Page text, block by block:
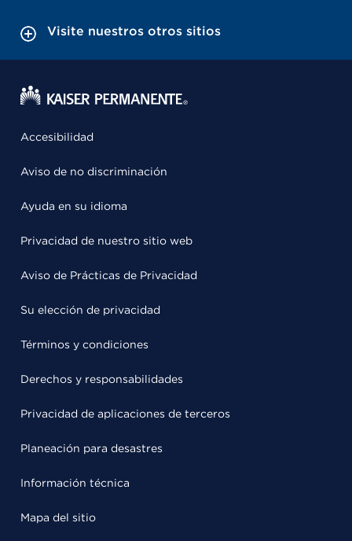
Visite nuestros otros sitios
Accesibilidad
Aviso de no discriminación
Ayuda en su idioma
Privacidad de nuestro sitio web
Aviso de Prácticas de Privacidad
Su elección de privacidad
Términos y condiciones
Derechos y responsabilidades
Privacidad de aplicaciones de terceros
Planeación para desastres
Información técnica
Mapa del sitio